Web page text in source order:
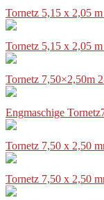
Tornetz 5,15 x 2,05
Tornetz 5,15 x 2,05
Tornetz 7,50×2,50m
Engmaschige
Tornetz 7,50 x 2,50
Tornetz 7,50 x 2,50